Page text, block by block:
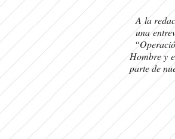
A la
una
Hombre y
parte